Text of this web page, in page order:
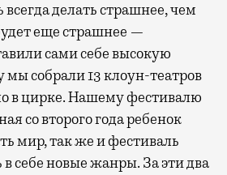
делать страшнее, чем
еще страшнее —
сами себе высокую
мы собрали 13 клоун-театров
в цирке. Нашему фестивалю
со второго года ребенок
мир, так же и фестиваль
в себе новые жанры. За эти два